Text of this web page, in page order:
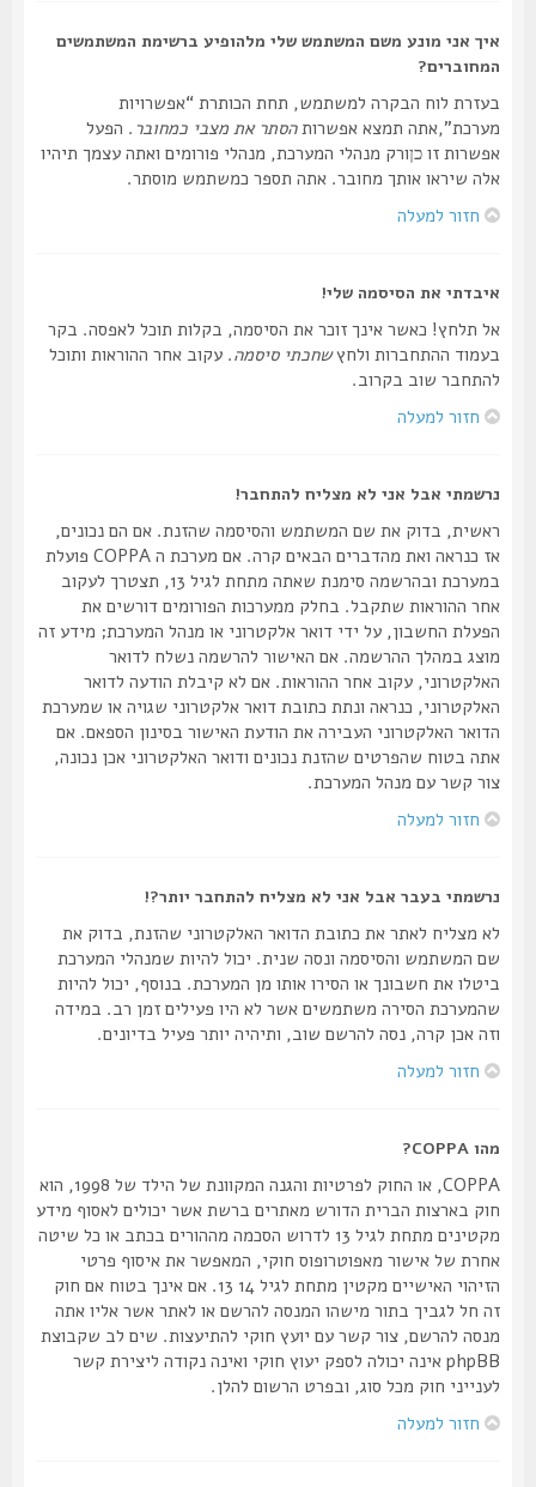
איך אני מונע משם המשתמש שלי מלהופיע ברשימת המשתמשים
המחוברים?
בעזרת לוח הבקרה למשתמש, תחת הכותרת “אפשרויות
מערכת”,אתה תמצא אפשרותהסתר את מצבי כמחובר. הפעל
אפשרות זוכןורק מנהלי המערכת, מנהלי פורומים ואתה עצמך תיהיו
אלה שיראו אותך מחובר. אתה תספר כמשתמש מוסתר.
חזור למעלה
איבדתי את הסיסמה שלי!
אל תלחץ! כאשר אינך זוכר את הסיסמה, בקלות תוכל לאפסה. בקר
בעמוד ההתחברות ולחץשחכתי סיסמה. עקוב אחר ההוראות ותוכל
להתחבר שוב בקרוב.
חזור למעלה
נרשמתי אבל אני לא מצליח להתחבר!
ראשית, בדוק את שם המשתמש והסיסמה שהזנת. אם הם נכונים,
אז כנראה ואת מהדברים הבאים קרה. אם מערכת ה COPPA פועלת
במערכת ובהרשמה סימנת שאתה מתחת לגיל 13, תצטרך לעקוב
אחר ההוראות שתקבל. בחלק ממערכות הפורומים דורשים את
הפעלת החשבון, על ידי דואר אלקטרוני או מנהל המערכת; מידע זה
מוצג במהלך ההרשמה. אם האישור להרשמה נשלח לדואר
האלקטרוני, עקוב אחר ההוראות. אם לא קיבלת הודעה לדואר
האלקטרוני, כנראה ונתת כתובת דואר אלקטרוני שגויה או שמערכת
הדואר האלקטרוני העבירה את הודעת האישור בסינון הספאם. אם
אתה בטוח שהפרטים שהזנת נכונים ודואר האלקטרוני אכן נכונה,
צור קשר עם מנהל המערכת.
חזור למעלה
נרשמתי בעבר אבל אני לא מצליח להתחבר יותר?!
לא מצליח לאתר את כתובת הדואר האלקטרוני שהזנת, בדוק את
שם המשתמש והסיסמה ונסה שנית. יכול להיות שמנהלי המערכת
ביטלו את חשבונך או הסירו אותו מן המערכת. בנוסף, יכול להיות
שהמערכת הסירה משתמשים אשר לא היו פעילים זמן רב. במידה
וזה אכן קרה, נסה להרשם שוב, ותיהיה יותר פעיל בדיונים.
חזור למעלה
COPPA, או החוק לפרטיות והגנה המקוונת של הילד של 1998, הוא
חוק בארצות הברית הדורש מאתרים ברשת אשר יכולים לאסוף מידע
מקטינים מתחת לגיל 13 לדרוש הסכמה מההורים בכתב או כל שיטה
אחרת של אישור מאפוטרופוס חוקי, המאפשר את איסוף פרטי
הזיהוי האישיים מקטין מתחת לגיל 14 13. אם אינך בטוח אם חוק
זה חל לגביך בתור מישהו המנסה להרשם או לאתר אשר אליו אתה
מנסה להרשם, צור קשר עם יועץ חוקי להתיעצות. שים לב שקבוצת
phpBB אינה יכולה לספק יעוץ חוקי ואינה נקודה ליצירת קשר
לענייני חוק מכל סוג, ובפרט הרשום להלן.
חזור למעלה